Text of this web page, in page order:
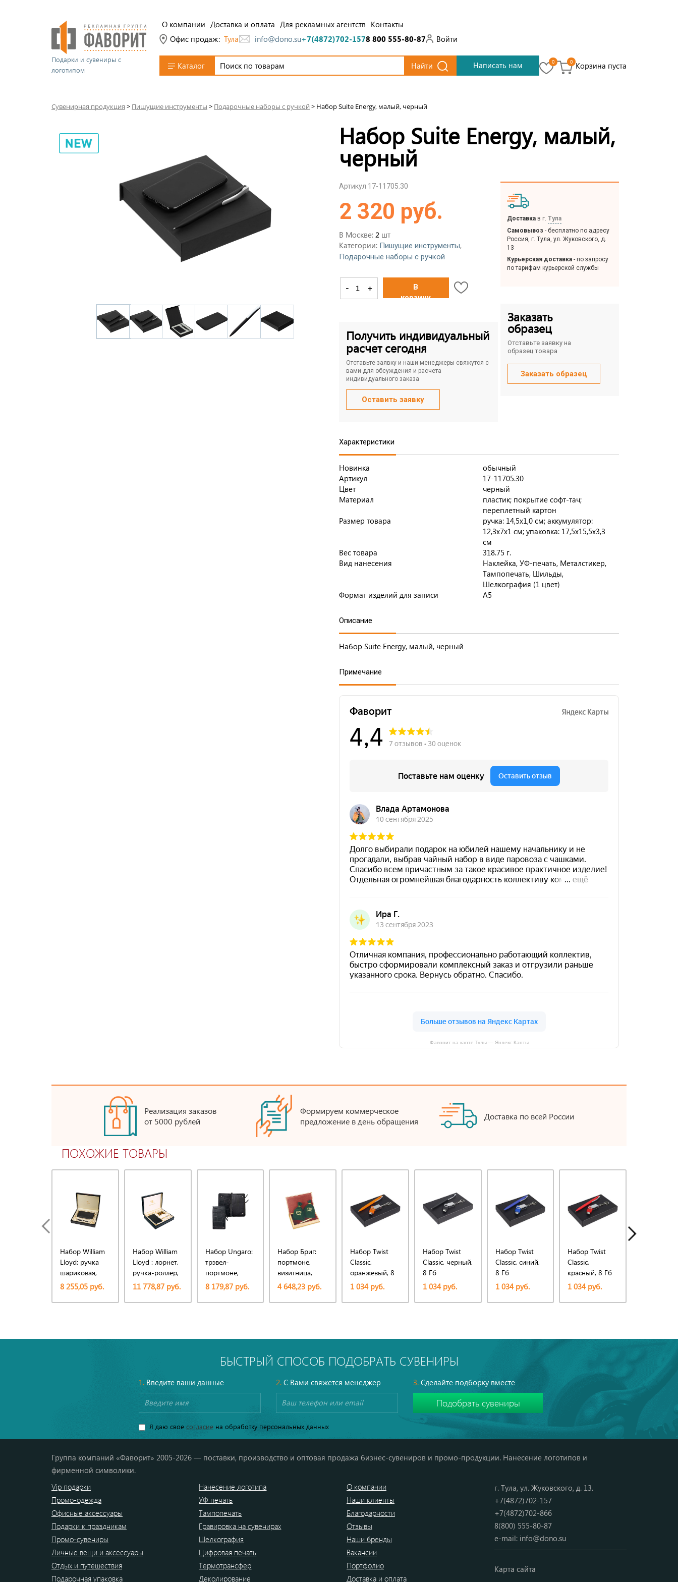
Подарки и сувениры с
логотипом
О компании Доставка и оплата Для рекламных агентств Контакты
Офис продаж: Тула info@dono.su+7(4872)702-1578 800 555-80-87 Войти
Каталог Найти Написать нам 0 0 Корзина пуста
Сувенирная продукция > Пишущие инструменты > Подарочные наборы с ручкой > Набор Suite Energy, малый, черный
Набор Suite Energy, малый,
черный
Артикул 17-11705.30
2 320 руб.
В Москве: 2 шт
Категории: Пишущие инструменты,
Подарочные наборы с ручкой
- +
В
корзину
Получить индивидуальный
расчет сегодня
Отставьте заявку и наши менеджеры свяжутся с
вами для обсуждения и расчета
индивидуального заказа
Оставить заявку
Доставка в г. Тула
Самовывоз - бесплатно по адресу
Россия, г. Тула, ул. Жуковского, д.
13
Курьерская доставка - по запросу
по тарифам курьерской службы
Заказать
образец
Отставьте заявку на
образец товара
Заказать образец
Характеристики
Новинка
обычный
Артикул
17-11705.30
Цвет
черный
Материал
пластик; покрытие софт-тач;
переплетный картон
Размер товара
ручка: 14,5х1,0 см; аккумулятор:
12,3х7х1 см; упаковка: 17,5х15,5х3,3
см
Вес товара
318.75 г.
Вид нанесения
Наклейка, УФ-печать, Металстикер,
Тампопечать, Шильды,
Шелкография (1 цвет)
Формат изделий для записи
A5
Описание
Набор Suite Energy, малый, черный
Примечание
Фаворит на карте Тулы — Яндекс Карты
Реализация заказов
от 5000 рублей
Формируем коммерческое
предложение в день обращения
Доставка по всей России
ПОХОЖИЕ ТОВАРЫ
Набор William
Lloyd: ручка
шариковая,
трэвел-
портмоне
8 255,05 руб.
Набор William
Lloyd : лорнет,
ручка-роллер,
трэвел-
портмоне на
молнии
11 778,87 руб.
Набор Ungaro:
трэвел-
портмоне,
ручка
шариковая
8 179,87 руб.
Набор Бриг:
портмоне,
визитница,
ручка
шариковая
Бриг
4 648,23 руб.
Набор Twist
Classic,
оранжевый, 8
Гб
1 034 руб.
Набор Twist
Classic, черный,
8 Гб
1 034 руб.
Набор Twist
Classic, синий,
8 Гб
1 034 руб.
Набор Twist
Classic,
красный, 8 Гб
1 034 руб.
БЫСТРЫЙ СПОСОБ ПОДОБРАТЬ СУВЕНИРЫ
1.Введите ваши данные 2.С Вами свяжется менеджер 3. Сделайте подборку вместе
Я даю свое согласиена обработку персональных данных
Группа компаний «Фаворит» 2005-2026 — поставки, производство и оптовая продажа бизнес-сувениров и промо-продукции. Нанесение логотипов и
фирменной символики.
Vip подарки
Промо-одежда
Офисные аксессуары
Подарки к праздникам
Промо-сувениры
Личные вещи и аксессуары
Отдых и путешествия
Подарочная упаковка
Нанесение логотипа
УФ печать
Тампопечать
Гравировка на сувенирах
Шелкография
Цифровая печать
Термотрансфер
Деколирование
О компании
Наши клиенты
Благодарности
Отзывы
Наши бренды
Вакансии
Портфолио
Доставка и оплата
г. Тула, ул. Жуковского, д. 13.
+7(4872)702-157
+7(4872)702-866
8(800) 555-80-87
e-mail: info@dono.su
Карта сайта